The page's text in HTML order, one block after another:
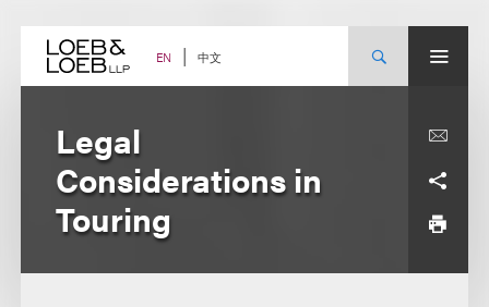
content EN 中文
Legal
Considerations in
Touring